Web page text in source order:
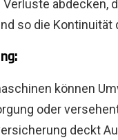
abdecken,
so die
können
oder
deckt